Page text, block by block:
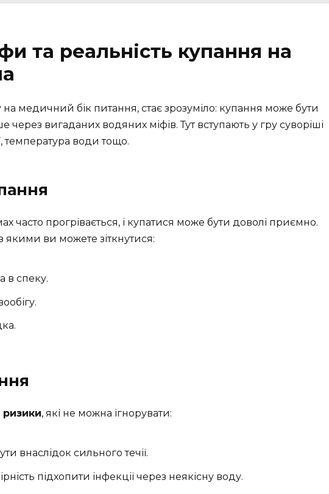
та реальність купання на
медичний бік питання, стає зрозуміло: купання може бути
вигаданих водяних міфів. Тут вступають у гру суворіші
температура води тощо.
часто прогрівається, і купатися може бути доволі приємно.
якими ви можете зіткнутися:
в спеку.
ризики, які не можна ігнорувати:
внаслідок сильного течії.
підхопити інфекції через неякісну воду.